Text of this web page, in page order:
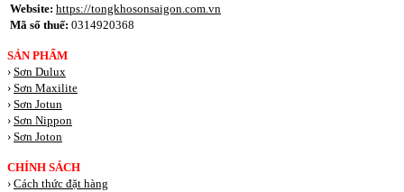
Website: https://tongkhosonsaigon.com.vn
Mã số thuế: 0314920368
SẢN PHẨM
› Sơn Dulux
› Sơn Maxilite
› Sơn Jotun
› Sơn Nippon
› Sơn Joton
CHÍNH SÁCH
› Cách thức đặt hàng